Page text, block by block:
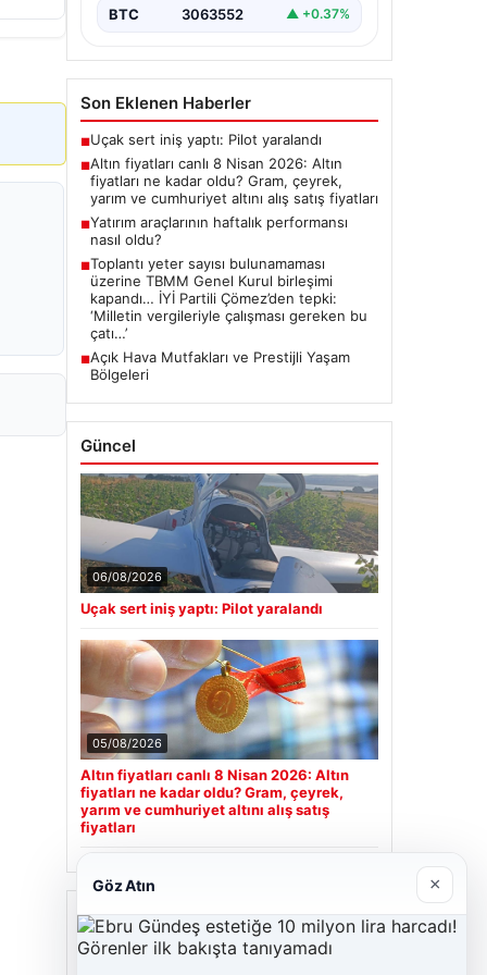
BTC 3063552 ▲ +0.37%
Son Eklenen Haberler
■Uçak sert iniş yaptı: Pilot yaralandı
■Altın fiyatları canlı 8 Nisan 2026: Altın
fiyatları ne kadar oldu? Gram, çeyrek,
yarım ve cumhuriyet altını alış satış fiyatları
■Yatırım araçlarının haftalık performansı
nasıl oldu?
■Toplantı yeter sayısı bulunamaması
üzerine TBMM Genel Kurul birleşimi
kapandı… İYİ Partili Çömez’den tepki:
‘Milletin vergileriyle çalışması gereken bu
çatı…’
■Açık Hava Mutfakları ve Prestijli Yaşam
Bölgeleri
Güncel
06/08/2026
Uçak sert iniş yaptı: Pilot yaralandı
05/08/2026
Altın fiyatları canlı 8 Nisan 2026: Altın
fiyatları ne kadar oldu? Gram, çeyrek,
yarım ve cumhuriyet altını alış satış
fiyatları
Son Eklenen Firmalar
Göz Atın ×